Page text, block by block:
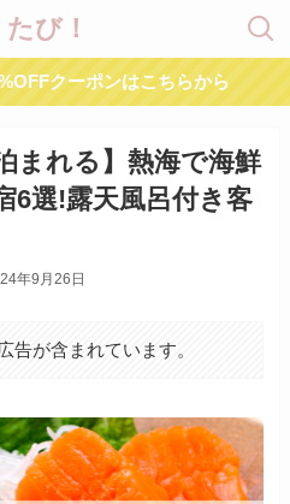
び！
クーポンはこちらから
まれる】熱海で海鮮
6選!露天風呂付き客
年9月26日
告が含まれています。